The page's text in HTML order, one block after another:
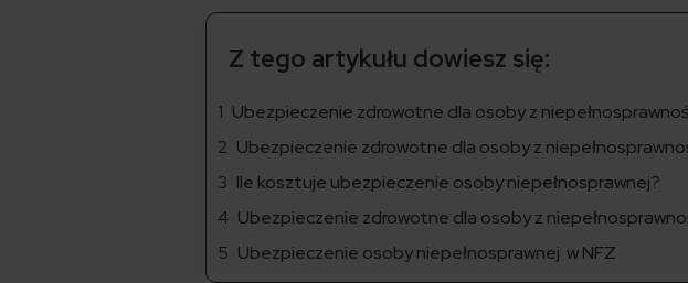
Z tego artykułu dowiesz się:
Ubezpieczenie zdrowotne dla osoby z
Ubezpieczenie zdrowotne dla osoby z
Ile kosztuje ubezpieczenie osoby niepełnosprawnej?
Ubezpieczenie zdrowotne dla osoby z
Ubezpieczenie osoby niepełnosprawnej w NFZ